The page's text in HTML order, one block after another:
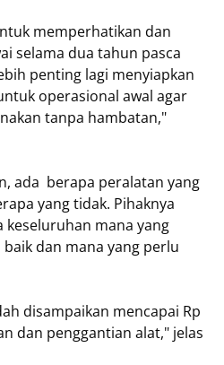
memperhatikan dan
selama dua tahun pasca
penting lagi menyiapkan
operasional awal agar
tanpa hambatan,"
ada berapa peralatan yang
yang tidak. Pihaknya
keseluruhan mana yang
dan mana yang perlu
disampaikan mencapai Rp
dan penggantian alat," jelas